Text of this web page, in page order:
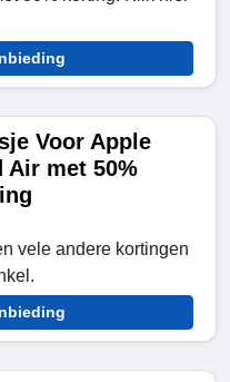
Voor Apple
Air met 50%
vele andere kortingen